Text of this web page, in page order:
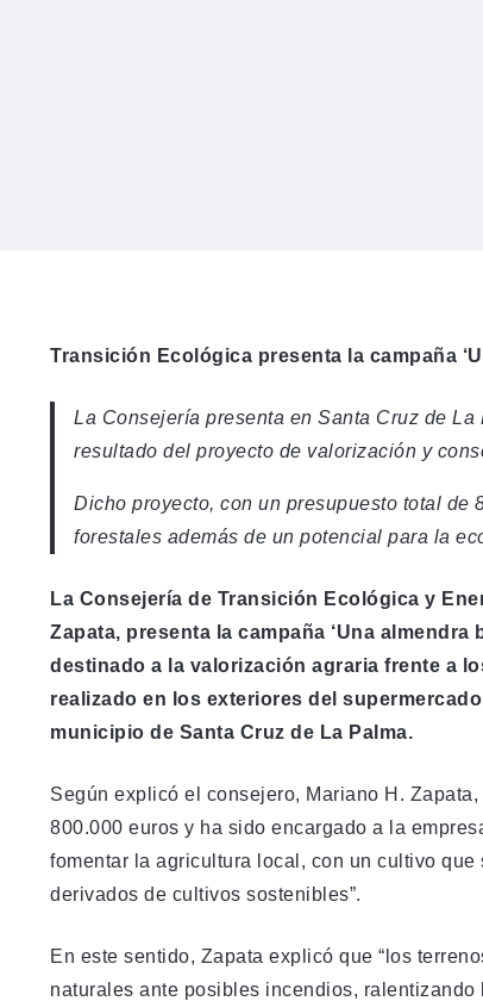
Transición Ecológica presenta la campaña
La Consejería presenta en Santa Cruz de
resultado del proyecto de valorización y
Dicho proyecto, con un presupuesto total
forestales además de un potencial para la
La Consejería de Transición Ecológica y
Zapata, presenta la campaña ‘Una
destinado a la valorización agraria frente a
realizado en los exteriores del
municipio de Santa Cruz de La Palma.
Según explicó el consejero, Mariano H.
800.000 euros y ha sido encargado a la
fomentar la agricultura local, con un cultivo
derivados de cultivos sostenibles”.
En este sentido, Zapata explicó que “los
naturales ante posibles incendios, ralentizando